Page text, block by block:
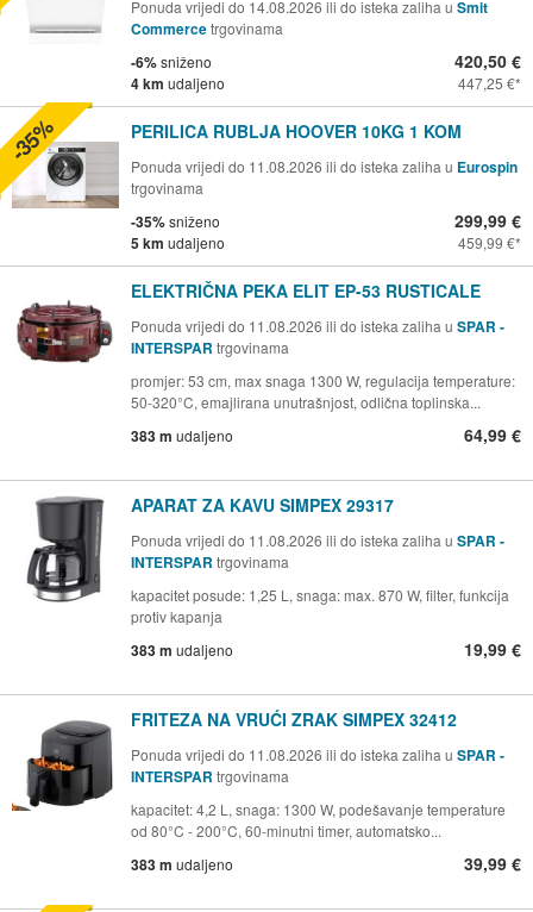
Ponuda vrijedi do 14.08.2026 ili do isteka zaliha u Smit
Commercetrgovinama
-6%sniženo
4 km udaljeno
420,50 €
447,25 €
PERILICA RUBLJA HOOVER 10KG 1 KOM
Ponuda vrijedi do 11.08.2026 ili do isteka zaliha u Eurospin
trgovinama
-35%sniženo
5 km udaljeno
299,99 €
459,99 €
-35%
ELEKTRIČNA PEKA ELIT EP-53 RUSTICALE
Ponuda vrijedi do 11.08.2026 ili do isteka zaliha u SPAR -
INTERSPAR trgovinama
promjer: 53 cm, max snaga 1300 W, regulacija temperature:
50-320°C, emajlirana unutrašnjost, odlična toplinska...
383 m udaljeno 64,99 €
APARAT ZA KAVU SIMPEX 29317
Ponuda vrijedi do 11.08.2026 ili do isteka zaliha u SPAR -
INTERSPAR trgovinama
kapacitet posude: 1,25 L, snaga: max. 870 W, filter, funkcija
protiv kapanja
383 m udaljeno 19,99 €
FRITEZA NA VRUĆI ZRAK SIMPEX 32412
Ponuda vrijedi do 11.08.2026 ili do isteka zaliha u SPAR -
INTERSPAR trgovinama
kapacitet: 4,2 L, snaga: 1300 W, podešavanje temperature
od 80°C - 200°C, 60-minutni timer, automatsko...
383 m udaljeno 39,99 €